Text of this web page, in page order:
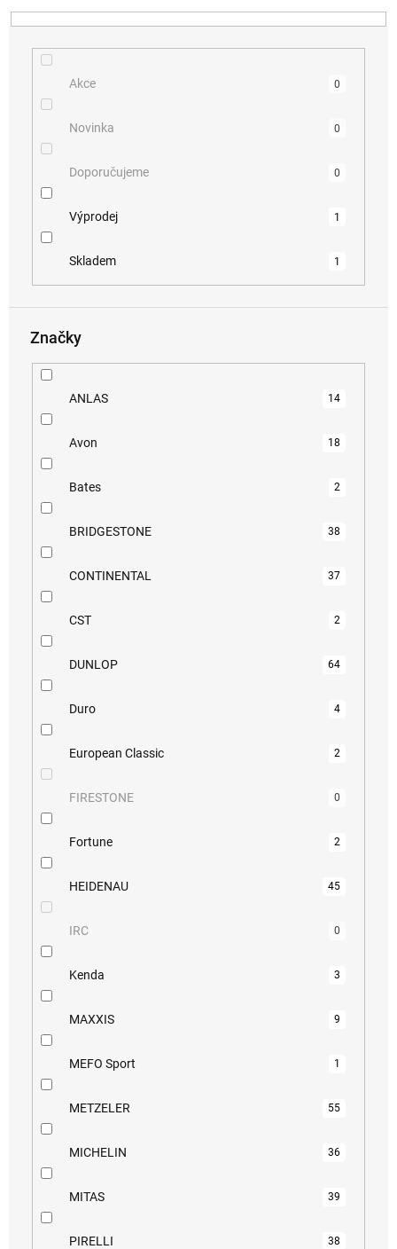
k
t
Akce 0
Novinka 0
Doporučujeme 0
Výprodej 1
Skladem 1
Značky
ANLAS 14
Avon 18
Bates 2
BRIDGESTONE 38
CONTINENTAL 37
CST 2
DUNLOP 64
Duro 4
European Classic 2
FIRESTONE 0
Fortune 2
HEIDENAU 45
IRC 0
Kenda 3
MAXXIS 9
MEFO Sport 1
METZELER 55
MICHELIN 36
MITAS 39
PIRELLI 38